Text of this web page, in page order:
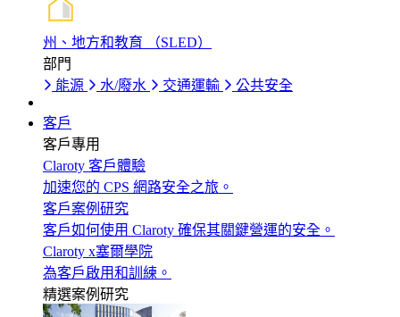
州、地方和教育 （SLED）
部門
能源
水/廢水 交通運輸 公共安全
客戶
客戶專用
Claroty 客戶體驗
加速您的 CPS 網路安全之旅。
客戶案例研究
客戶如何使用 Claroty 確保其關鍵營運的安全。
Claroty x塞爾學院
為客戶啟用和訓練。
精選案例研究